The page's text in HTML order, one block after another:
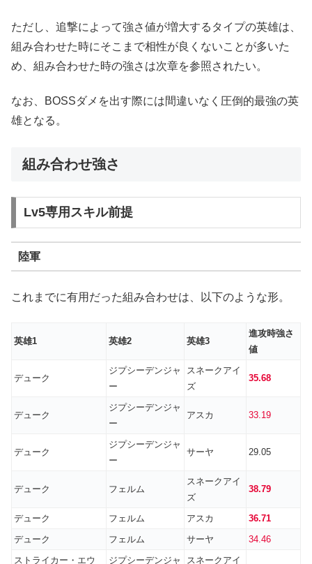
ただし、追撃によって強さ値が増大するタイプの英雄は、
組み合わせた時にそこまで相性が良くないことが多いた
め、組み合わせた時の強さは次章を参照されたい。
なお、BOSSダメを出す際には間違いなく圧倒的最強の英
雄となる。
組み合わせ強さ
Lv5専用スキル前提
陸軍
これまでに有用だった組み合わせは、以下のような形。
英雄1 英雄2 英雄3
進攻時強さ
値
デューク
ジプシーデンジャ
ー
スネークアイ
ズ
35.68
デューク
ジプシーデンジャ
ー
アスカ 33.19
デューク
ジプシーデンジャ
ー
サーヤ 29.05
デューク フェルム
スネークアイ
ズ
38.79
デューク フェルム アスカ
36.71
デューク
フェルム サーヤ
34.46
ストライカー・エウ
ジプシーデンジャ スネークアイ